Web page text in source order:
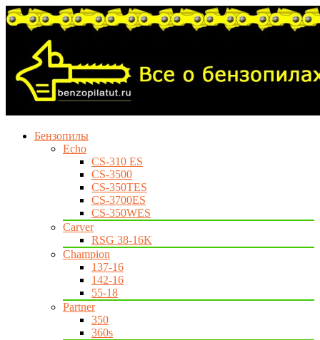
Бензопилы
Echo
CS-310 ES
CS-3500
CS-350TES
CS-3700ES
CS-350WES
Carver
RSG 38-16K
Champion
137-16
142-16
55-18
Partner
350
360s